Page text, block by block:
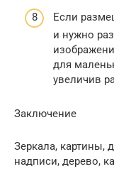
Если
и нужно
для
увеличив
Заключение
Зеркала, картины,
надписи, дерево,